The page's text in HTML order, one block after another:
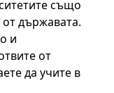
също
държавата.
и
от
да учите в